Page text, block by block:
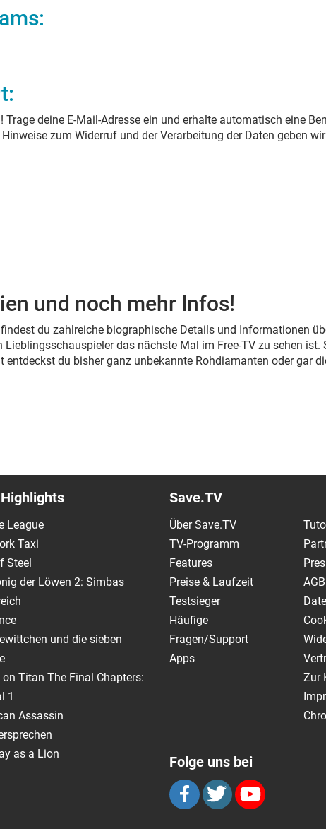
:
Trage deine E-Mail-Adresse ein und erhalte automatisch eine
zum Widerruf und der Verarbeitung der Daten geben
und noch mehr Infos!
du zahlreiche biographische Details und Informationen
das nächste Mal im Free-TV zu sehen
du bisher ganz unbekannte Rohdiamanten oder gar
League
Taxi
Steel
der Löwen 2: Simbas
und die sieben
Titan The Final Chapters:
1
Assassin
as a Lion
Save.TV
Über Save.TV
TV-Programm
Features
Preise & Laufzeit
Testsieger
Häufige
Fragen/Support
Apps
AGB
Zur
Folge uns bei